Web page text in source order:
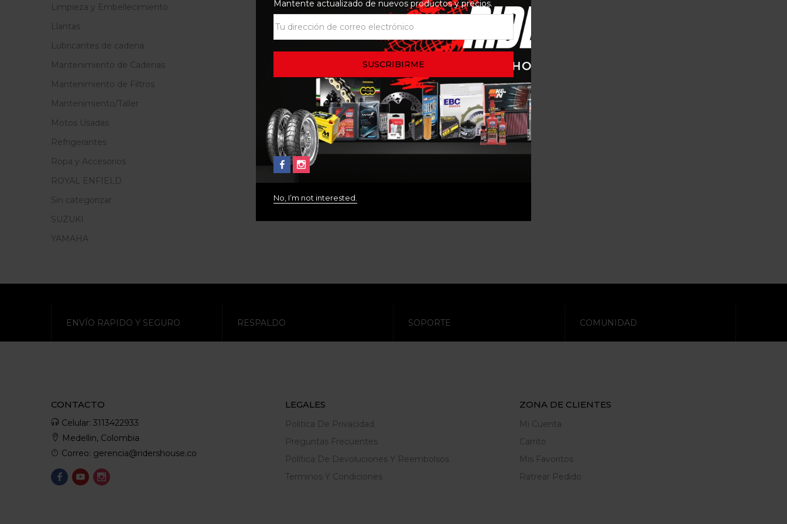
Limpieza y Embellecimiento
Llantas
Lubricantes de cadena
Mantenimiento de Cadenas
Mantenimiento de Filtros
Mantenimiento/Taller
Motos Usadas
Refrigerantes
Ropa y Accesorios
ROYAL ENFIELD
Sin categorizar
SUZUKI
YAMAHA
Mantente actualizado de nuevos productos y precios.
No, I’m not interested.
ENVÍO RAPIDO Y SEGURO RESPALDO SOPORTE COMUNIDAD
CONTACTO
Celular: 3113422933
Medellin, Colombia
Correo: gerencia@ridershouse.co
LEGALES
Politica De Privacidad
Preguntas Frecuentes
Política De Devoluciones Y Reembolsos
Terminos Y Condiciones
ZONA DE CLIENTES
Mi Cuenta
Carrito
Mis Favoritos
Ratrear Pedido